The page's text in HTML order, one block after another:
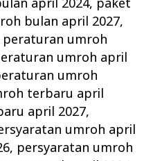
april 2024, paket
bulan april 2027,
peraturan umroh
umroh april
umroh
terbaru april
april 2027,
umroh april
, persyaratan umroh